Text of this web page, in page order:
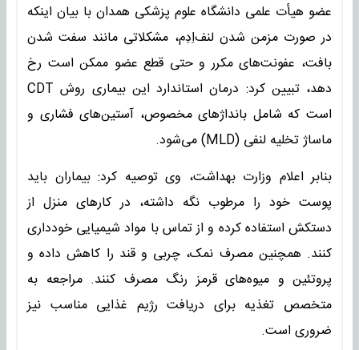
عضو هیأت علمی دانشگاه علوم پزشکی همدان با بیان اینکه
در صورت مزمن شدن لنف‌اِدِم، مشکلاتی مانند سفت شدن
بافت، عفونت‌های مکرر و حتی قطع عضو ممکن است رخ
دهد، تبیین کرد: درمان استاندارد این بیماری روش CDT
است که شامل بانداژهای مخصوص، آستین‌های فشاری و
ماساژ تخلیه لنفی (MLD) می‌شود.
بنابر اعلام وزارت بهداشت، وی توصیه کرد: بیماران باید
پوست خود را مرطوب نگه داشته، در کارهای منزل از
دستکش استفاده کرده و از تماس با مواد شیمیایی خودداری
کنند. همچنین مصرف نمک، چربی و قند را کاهش داده و
پروتئین و میوه‌های قرمز رنگ مصرف کنند. مراجعه به
متخصص تغذیه برای دریافت رژیم غذایی مناسب نیز
ضروری است.